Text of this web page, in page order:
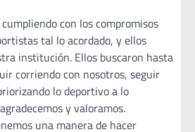
con los compromisos
tal lo acordado, y ellos
institución. Ellos buscaron hasta
corriendo con nosotros, seguir
lo deportivo a lo
y valoramos.
una manera de hacer